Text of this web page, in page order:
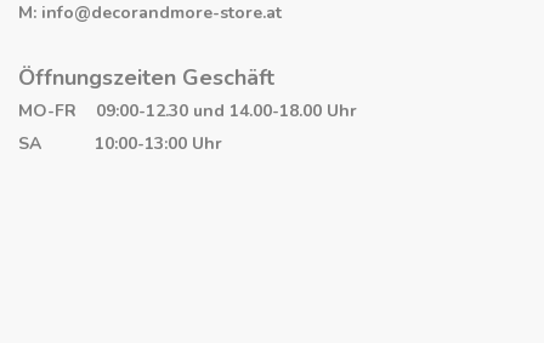
M: info@decorandmore-store.at
Öffnungszeiten Geschäft
MO-FR 09:00-12.30 und 14.00-18.00 Uhr
SA 10:00-13:00 Uhr